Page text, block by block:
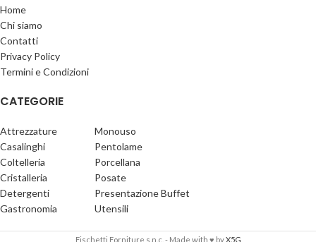
Home
Chi siamo
Contatti
Privacy Policy
Termini e Condizioni
CATEGORIE
Attrezzature
Casalinghi
Coltelleria
Cristalleria
Detergenti
Gastronomia
Monouso
Pentolame
Porcellana
Posate
Presentazione Buffet
Utensili
Fischetti Forniture s.n.c. - Made with ♥ byX5G